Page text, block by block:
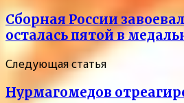
Сборная России
осталась пятой в
Следующая статья
Нурмагомедов